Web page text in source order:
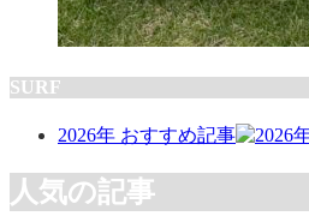
SURF
2026年 おすすめ記事
人気の記事